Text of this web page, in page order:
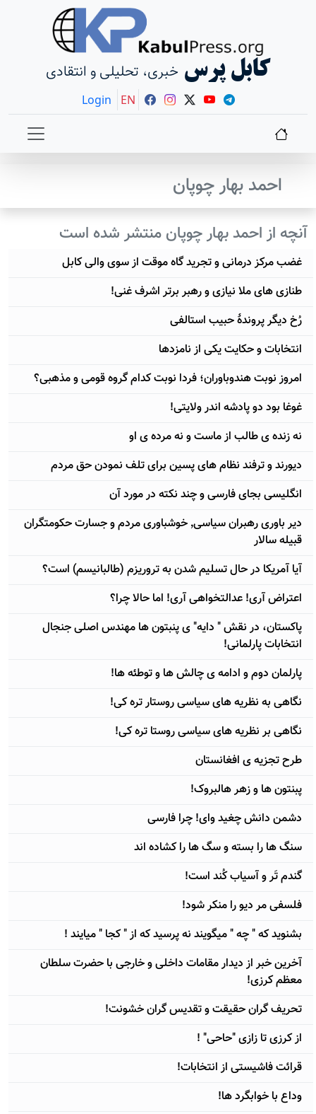
کابل پرس خبری، تحلیلی و انتقادی
Login EN
احمد بهار چوپان
آنچه از احمد بهار چوپان منتشر شده است
غضب مرکز درمانی و تجرید گاه موقت از سوی والی کابل
طنازی های ملا نیازی و رهبر برتر اشرف غنی!
رُخ دیگر پروندۀ حبیب استالفی
انتخابات و حکایت یکی از نامزدها
امروز نوبت هندوباوران؛ فردا نوبت کدام گروه قومی و مذهبی؟
غوغا بود دو پادشه اندر ولایتی!
نه زنده ی طالب از ماست و نه مرده ی او
دیورند و ترفند نظام های پسین برای تلف نمودن حق مردم
انگلیسی بجای فارسی و چند نکته در مورد آن
دیر باوری رهبران سیاسی٬ خوشباوری مردم و جسارت حکومتگران
قبیله سالار
آیا آمریکا در حال تسلیم شدن به تروریزم (طالبانیسم) است؟
اعتراض آری! عدالتخواهی آری! اما حالا چرا؟
پاکستان، در نقش " دایه" ی پنبتون ها مهندس اصلی جنجال
انتخابات پارلمانی!
پارلمان دوم و ادامه ی چالش ها و توطئه ها!
نگاهی به نظریه های سیاسی روستار تره کی!
نگاهی بر نظریه های سیاسی روستا تره کی!
طرح تجزیه ی افغانستان
پبنتون ها و زهر هالبروک!
دشمن دانش چغید وای! چرا فارسی
سنگ ها را بسته و سگ ها را کشاده اند
گندم تَر و آسیاب کُند است!
فلسفی مر دیو را منکر شود!
بشنوید که " چه " میگویند نه پرسید که از " کجا " میایند !
آخرین خبر از دیدار مقامات داخلی و خارجی با حضرت سلطان
معظم کرزی!
تحریف گران حقیقت و تقدیس گران خشونت!
از کرزی تا زازی "حاحی" !
قرائت فاشیستی از انتخابات!
وداع با خوابگرد ها!